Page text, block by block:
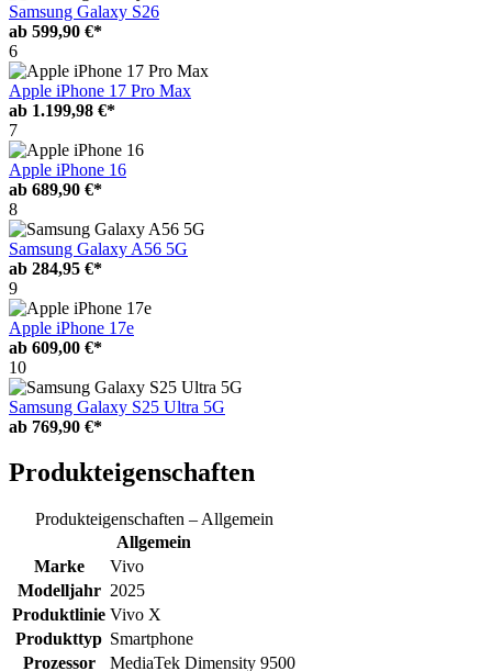
Samsung Galaxy S26
ab 599,90 €*
6
Apple iPhone 17 Pro Max
ab 1.199,98 €*
7
Apple iPhone 16
ab 689,90 €*
8
Samsung Galaxy A56 5G
ab 284,95 €*
9
Apple iPhone 17e
ab 609,00 €*
10
Samsung Galaxy S25 Ultra 5G
ab 769,90 €*
Produkteigenschaften
Produkteigenschaften – Allgemein
Allgemein
Marke
Vivo
Modelljahr 2025
Produktlinie Vivo X
Produkttyp Smartphone
Prozessor
MediaTek Dimensity 9500